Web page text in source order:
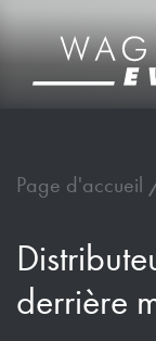
Page d'accueil
derrière